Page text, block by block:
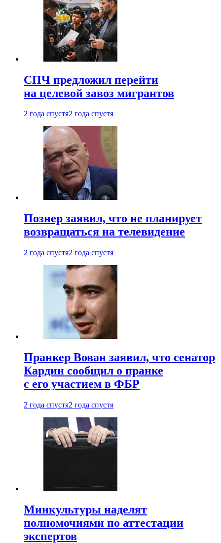
СПЧ предложил перейти
на целевой завоз мигрантов
2 года спустя2 года спустя
Познер заявил, что не планирует
возвращаться на телевидение
2 года спустя2 года спустя
Пранкер Вован заявил, что сенатор
Кардин сообщил о пранке
с его участием в ФБР
2 года спустя2 года спустя
Минкультуры наделят
полномочиями по аттестации
экспертов